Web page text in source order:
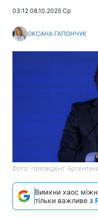
03:12 08.10.2025 Ср
ОКСАНА ГАПОНЧУК
Фото: президент
Вимкни хаос
тільки важливе з